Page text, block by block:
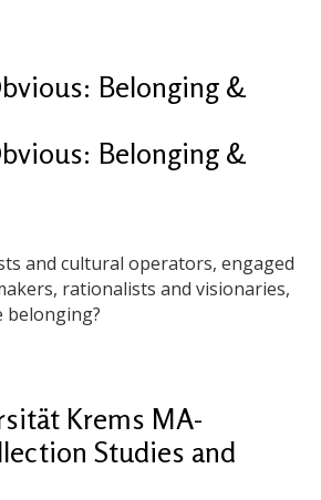
Belonging &
Belonging &
and cultural operators, engaged
rationalists and visionaries,
belonging?
Krems MA-
Studies and